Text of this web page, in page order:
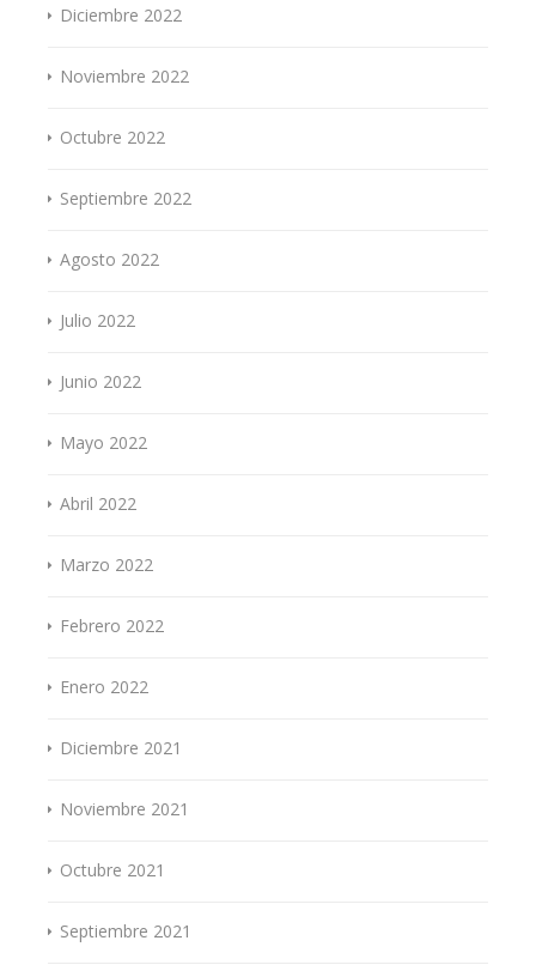
Diciembre 2022
Noviembre 2022
Octubre 2022
Septiembre 2022
Agosto 2022
Julio 2022
Junio 2022
Mayo 2022
Abril 2022
Marzo 2022
Febrero 2022
Enero 2022
Diciembre 2021
Noviembre 2021
Octubre 2021
Septiembre 2021